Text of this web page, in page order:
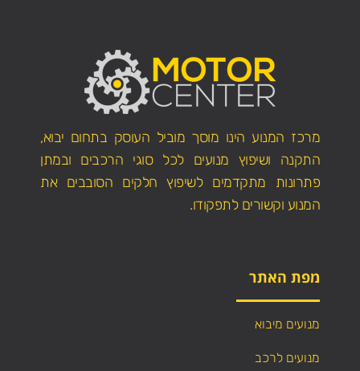
מרכז המנוע הינו מוסך מוביל העוסק בתחום יבוא,
התקנה ושיפוץ מנועים לכל סוגי הרכבים ובמתן
פתרונות מתקדמים לשיפוץ חלקים הסובבים את
המנוע וקשורים לתפקודו.
מפת האתר
מנועים מיבוא
מנועים לרכב